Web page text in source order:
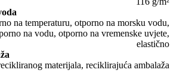
na temperaturu, otporno na morsku vodu,
na vodu, otporno na vremenske uvjete,
elastično
materijala, reciklirajuća ambalaža